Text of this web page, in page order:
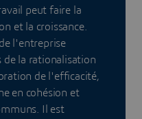
peut faire la
et la croissance.
l'entreprise
de la rationalisation
de l'efficacité,
en cohésion et
Il est